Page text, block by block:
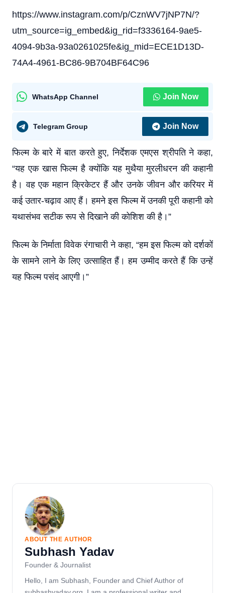
https://www.instagram.com/p/CznWV7jNP7N/?
utm_source=ig_embed&ig_rid=f3336164-9ae5-
4094-9b3a-93a0261025fe&ig_mid=ECE1D13D-
74A4-4961-BC86-9B704BF64C96
WhatsApp Channel Join Now
Telegram Group Join Now
फिल्म के बारे में बात करते हुए, निर्देशक एमएस श्रीपति ने कहा,
“यह एक खास फिल्म है क्योंकि यह मुथैया मुरलीधरन की कहानी
है। वह एक महान क्रिकेटर हैं और उनके जीवन और करियर में
कई उतार-चढ़ाव आए हैं। हमने इस फिल्म में उनकी पूरी कहानी को
यथासंभव सटीक रूप से दिखाने की कोशिश की है।”
फिल्म के निर्माता विवेक रंगाचारी ने कहा, “हम इस फिल्म को दर्शकों
के सामने लाने के लिए उत्साहित हैं। हम उम्मीद करते हैं कि उन्हें
यह फिल्म पसंद आएगी।”
ABOUT THE AUTHOR
Subhash Yadav
Founder & Journalist
Hello, I am Subhash, Founder and Chief Author of